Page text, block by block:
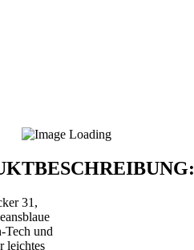
31,
Tech und
leichtes